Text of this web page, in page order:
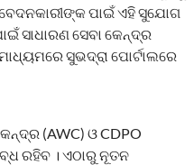
ପାଇଁ ଏହି ସୁଯୋଗ
ସାଧାରଣ ସେବା କେନ୍ଦ୍ର
ସୁଭଦ୍ରା ପୋର୍ଟାଲରେ
(AWC) ଓ CDPO
ରହିବ । ଏଠାରୁ ନୂତନ